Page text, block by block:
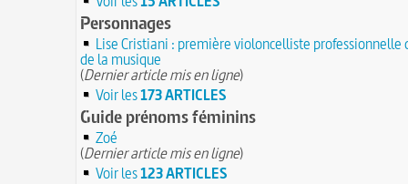
Personnages
Lise Cristiani : première violoncelliste professionnelle
de la musique
(Dernier article mis en ligne)
Voir les173 ARTICLES
Guide prénoms féminins
Zoé
(Dernier article mis en ligne)
Voir les123 ARTICLES